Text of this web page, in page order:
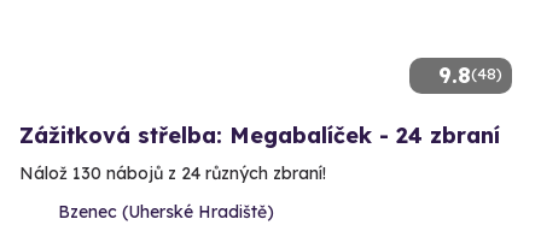
9.8(48)
Zážitková střelba: Megabalíček - 24 zbraní
Nálož 130 nábojů z 24 různých zbraní!
Bzenec (Uherské Hradiště)